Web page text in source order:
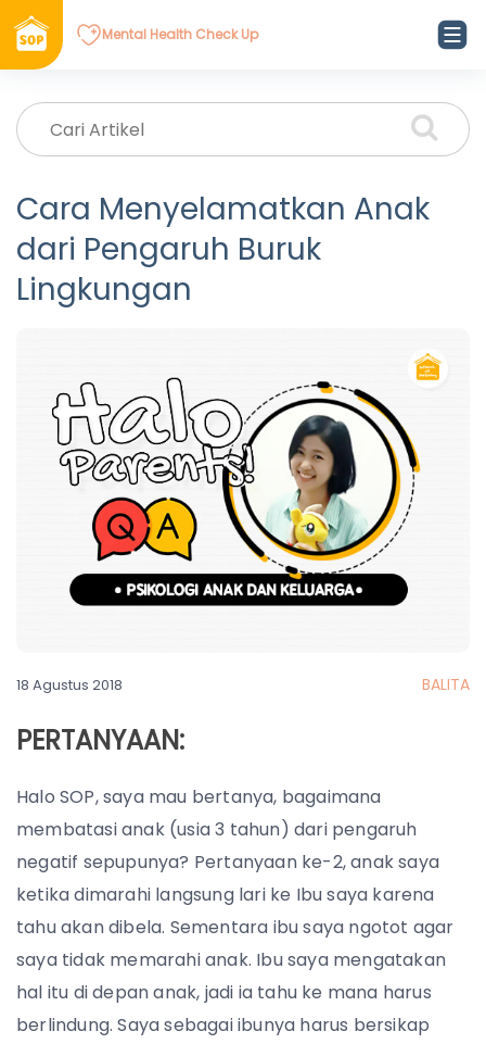
Mental Health Check Up
Cara Menyelamatkan Anak
dari Pengaruh Buruk
Lingkungan
18 Agustus 2018 BALITA
PERTANYAAN:
Halo SOP, saya mau bertanya, bagaimana
membatasi anak (usia 3 tahun) dari pengaruh
negatif sepupunya? Pertanyaan ke-2, anak saya
ketika dimarahi langsung lari ke Ibu saya karena
tahu akan dibela. Sementara ibu saya ngotot agar
saya tidak memarahi anak. Ibu saya mengatakan
hal itu di depan anak, jadi ia tahu ke mana harus
berlindung. Saya sebagai ibunya harus bersikap